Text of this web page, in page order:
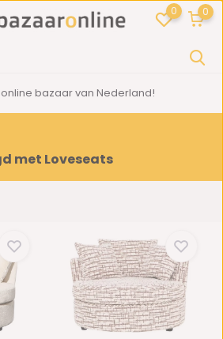
0 0
bazaar van Nederland!
met Loveseats